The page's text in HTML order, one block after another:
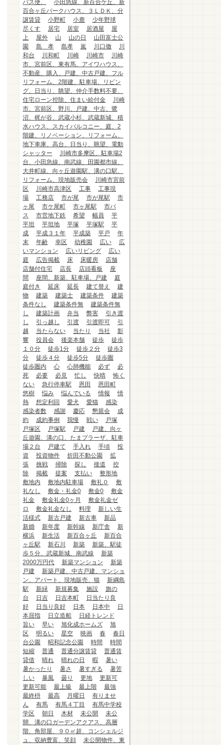
バス便、
小田急線、新百合ケ丘、新
百合ヶ丘パークハウス、３ＬＤＫ、分
譲賃貸
小野町 小鹿
少年野球
尽くす
居宅 居室 居酒屋
屋
上
屋外 山 山の日
山田富士公
園
島 孝 島孝 嵐 川口徹
川
和台
川和町 川崎 川崎市
川崎
市、宮前区、東有馬、アイワハウス、
不動産、購入、戸建、中古戸建、フル
リフォーム、2階建、駐車場、リビン
グ、日当り、眺望、仲介手数料不要、
住宅ローン控除、住まい給付金
川崎
市、宮前区、野川、戸建、中古、鷺
沼、梶が谷、武蔵小杉、武蔵新城、積
水ハウス、スカイバルコニー、庭、2
階建、リノベーション、リフォーム、
地下車庫、高台、日当り、眺望、電動
シャッター
川崎市多摩区、駐車場2
台、小田急線、南武線、田園都市線、
大井町線、向ヶ丘遊園駅、溝の口駅、
リフォーム、現地販売会
川崎市宮前
区
川崎市高津区 工事
工事現
場
工務店 市が尾 市が尾駅
市
ヶ尾
市ケ尾町 市ヶ尾駅
市バ
ス
市営地下鉄 希望 幅員
平
平坦
平坦地 平塚 平塚駅
平
成
平成３１年 平成築 平戸
年
末
年齢 幸区 幼稚園 広い
広
いマンション
広いリビング
広い
庭
広告掲載 床 床暖房
店舗
店舗付住宅
店長 店頭看板
座
間
座間、新築、駐車場、戸建
庭
庭付き
延床 延長 建て替え
建
物
建築 建築士 建築条件
建築
条件なし
建築条件無
建築条件無
し
建築計画 弁当 弊害
引き渡
し
引っ越し 引渡 引渡即可
引
越
当たらない 当たり 当社
影
響
役員会 後楽本舗 徒歩
徒歩
１０分
徒歩1分 徒歩２分
徒歩3
分
徒歩４分 徒歩5分
徒歩圏
徒歩圏内
心 心肺機能 必ず
必
死
必要 必見 忙し 快晴
怖く
ない
急行停車駅 恩田
恩田町
悠樹
悩み 悩んでいる 情報
情
熱
想定利回 愛犬 愛猫
感染
感染者数
感謝 慶応 懇親会
成
約
成約事例 我慢 戦い
戸塚
戸塚区
戸塚駅 戸建
戸建、向ヶ
丘遊園、溝の口、たまプラーザ、駐車
場２台
戸建て 手入れ 手頃
投
資
投資物件 折田不動公園
拡
張
挑戦 掃除 探し 接道
控
除
掲載 提案 支払い
整形地
敷地内
敷地内駐車場 敷礼０
敷
礼なし
敷金・礼金0 敷金0
敷金
礼金
敷金礼金0ヶ月
敷金礼金ゼ
ロ
敷金礼金なし 料理
新しい生
活様式
新古戸建 新古車
新品
新婚
新年度 新幹線 新庁舎
新
横浜
新生活 新百合ヶ丘
新百合
ヶ丘駅
新石川 新築
新築、駅徒
歩５分、武蔵新城、南武線
新築
2000万円代
新築マンション
新築
戸建
新築戸建、中古戸建、マンショ
ン、アパート、現地販売、猫
新綱島
駅
新緑 新規募集 施設
旗の
台
日吉 日吉本町
日当たり良
好
日当り良好 日本 日本中
日
本屈指
日立造船
日経トレンド
旨い
早い 旭化成ホームズ
旭
区
明るい 星空 映画 春
春日
台公園
昭和記念公園 時間
時間
短縮
普通 普通分譲賃貸
普通賃
貸借
晴れ 晴れの日 暇
暑い
暑かったり
暑さ 暑すぎる
暑苦
しい
暴風 曇り 更地
更新可
更新可能
最上級 最上階
最強
最終枡
最高 月曜日
有りませ
ん
有馬 有馬４丁目
有馬中学校
学区
朝日 木材 未公開
未公
開、溝の口ガーデンアクアス、高層
階、角部屋、９０㎡超、コンシェルジ
ュ、収納豊富、笑顔
未公開物件、東